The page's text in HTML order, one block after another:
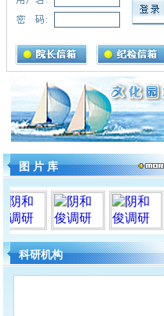
图 片 库
科研机构